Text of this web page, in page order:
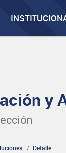
y
Detalle